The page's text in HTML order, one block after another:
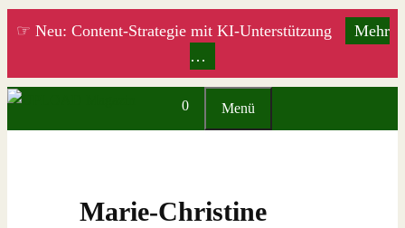
Zum
☞ Neu: Content-Strategie mit KI-Unterstützung
Mehr
…
0 Menü
Marie-Christine